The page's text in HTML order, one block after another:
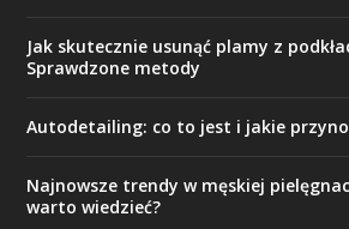
Jak skutecznie usunąć plamy z
Sprawdzone metody
Autodetailing: co to jest i jakie
Najnowsze trendy w męskiej
warto wiedzieć?